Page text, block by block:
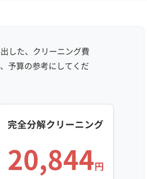
した、クリーニング費
予算の参考にしてくだ
完全分解クリーニング
20,844円